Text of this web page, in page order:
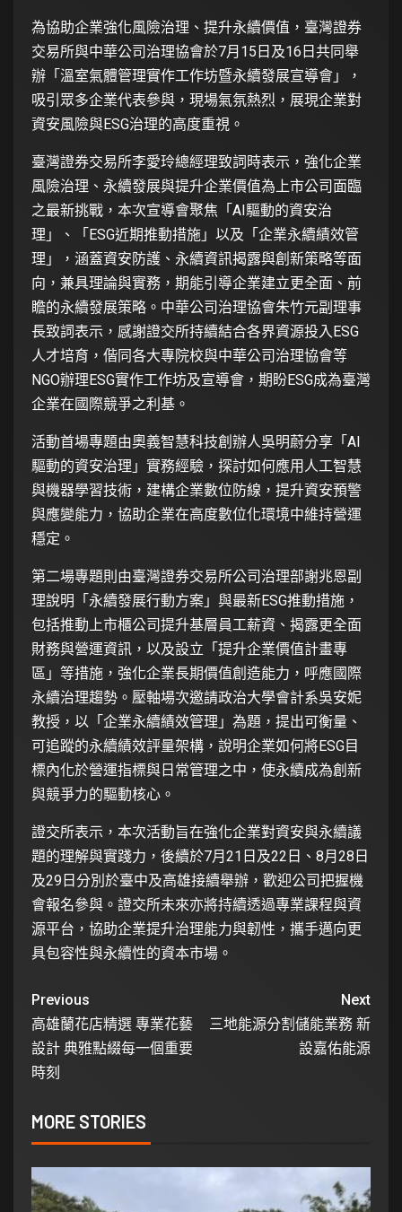
為協助企業強化風險治理、提升永續價值，臺灣證券
交易所與中華公司治理協會於7月15日及16日共同舉
辦「溫室氣體管理實作工作坊暨永續發展宣導會」，
吸引眾多企業代表參與，現場氣氛熱烈，展現企業對
資安風險與ESG治理的高度重視。
臺灣證券交易所李愛玲總經理致詞時表示，強化企業
風險治理、永續發展與提升企業價值為上市公司面臨
之最新挑戰，本次宣導會聚焦「AI驅動的資安治
理」、「ESG近期推動措施」以及「企業永續績效管
理」，涵蓋資安防護、永續資訊揭露與創新策略等面
向，兼具理論與實務，期能引導企業建立更全面、前
瞻的永續發展策略。中華公司治理協會朱竹元副理事
長致詞表示，感謝證交所持續結合各界資源投入ESG
人才培育，偕同各大專院校與中華公司治理協會等
NGO辦理ESG實作工作坊及宣導會，期盼ESG成為臺灣
企業在國際競爭之利基。
活動首場專題由奧義智慧科技創辦人吳明蔚分享「AI
驅動的資安治理」實務經驗，探討如何應用人工智慧
與機器學習技術，建構企業數位防線，提升資安預警
與應變能力，協助企業在高度數位化環境中維持營運
穩定。
第二場專題則由臺灣證券交易所公司治理部謝兆恩副
理說明「永續發展行動方案」與最新ESG推動措施，
包括推動上市櫃公司提升基層員工薪資、揭露更全面
財務與營運資訊，以及設立「提升企業價值計畫專
區」等措施，強化企業長期價值創造能力，呼應國際
永續治理趨勢。壓軸場次邀請政治大學會計系吳安妮
教授，以「企業永續績效管理」為題，提出可衡量、
可追蹤的永續績效評量架構，說明企業如何將ESG目
標內化於營運指標與日常管理之中，使永續成為創新
與競爭力的驅動核心。
證交所表示，本次活動旨在強化企業對資安與永續議
題的理解與實踐力，後續於7月21日及22日、8月28日
及29日分別於臺中及高雄接續舉辦，歡迎公司把握機
會報名參與。證交所未來亦將持續透過專業課程與資
源平台，協助企業提升治理能力與韌性，攜手邁向更
具包容性與永續性的資本市場。
Previous
高雄蘭花店精選 專業花藝
設計 典雅點綴每一個重要
時刻
Next
三地能源分割儲能業務 新
設嘉佑能源
MORE STORIES